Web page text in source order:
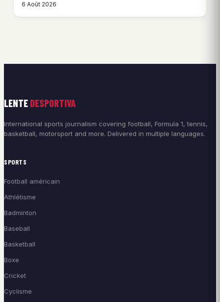
6 Août 2026
LENTE DESPORTIVA
International sports journalism covering football, Formula 1, tennis,
basketball, motorsport and more. Delivered in multiple languages.
SPORTS
Football américain
Athlétisme
Badminton
Baseball
Basketball
Boxe
Cricket
Cyclisme